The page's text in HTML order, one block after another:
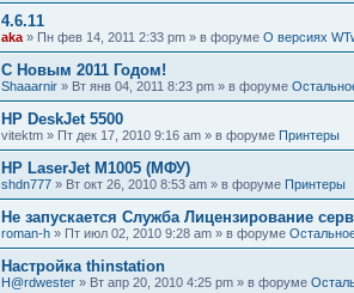
4.6.11
aka » Пн фев 14, 2011 2:33 pm » в форуме О версиях
С Новым 2011 Годом!
Shaaarnir » Вт янв 04, 2011 8:23 pm » в форуме
HP DeskJet 5500
vitektm » Пт дек 17, 2010 9:16 am » в форуме Принтеры
HP LaserJet M1005 (МФУ)
shdn777 » Вт окт 26, 2010 8:53 am » в форуме Принтеры
Не запускается Служба Лицензирование
roman-h » Пт июл 02, 2010 9:28 am » в форуме
Настройка thinstation
H@rdwester » Вт апр 20, 2010 4:25 pm » в форуме